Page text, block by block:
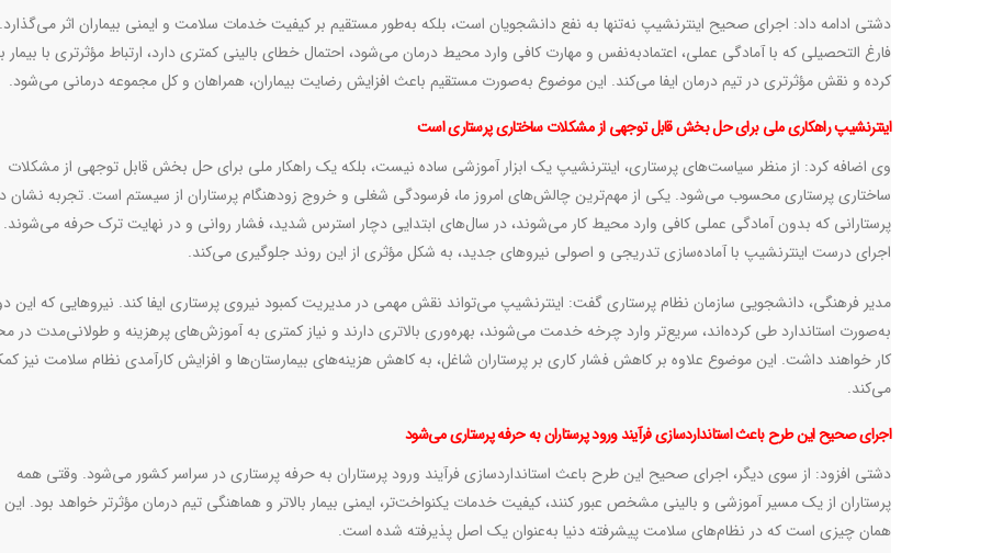
دشتی ادامه داد: اجرای صحیح اینترنشیپ نه‌تنها به نفع دانشجویان است، بلکه به‌طور مستقیم بر کیفیت خدمات سلامت و ایمنی بیماران اثر می‌گذارد.
فارغ التحصیلی که با آمادگی عملی، اعتمادبه‌نفس و مهارت کافی وارد محیط درمان می‌شود، احتمال خطای بالینی کمتری دارد، ارتباط مؤثرتری با بیمار
کرده و نقش مؤثرتری در تیم درمان ایفا می‌کند. این موضوع به‌صورت مستقیم باعث افزایش رضایت بیماران، همراهان و کل مجموعه درمانی می‌شود.
اینترنشیپ راهکاری ملی برای حل بخش قابل توجهی از مشکلات ساختاری پرستاری است
وی اضافه کرد: از منظر سیاست‌های پرستاری، اینترنشیپ یک ابزار آموزشی ساده نیست، بلکه یک راهکار ملی برای حل بخش قابل توجهی از مشکلات
ساختاری پرستاری محسوب می‌شود. یکی از مهم‌ترین چالش‌های امروز ما، فرسودگی شغلی و خروج زودهنگام پرستاران از سیستم است. تجربه نشان
پرستارانی که بدون آمادگی عملی کافی وارد محیط کار می‌شوند، در سال‌های ابتدایی دچار استرس شدید، فشار روانی و در نهایت ترک حرفه می‌شوند.
اجرای درست اینترنشیپ با آماده‌سازی تدریجی و اصولی نیروهای جدید، به شکل مؤثری از این روند جلوگیری می‌کند.
مدیر فرهنگی، دانشجویی سازمان نظام پرستاری گفت: اینترنشیپ می‌تواند نقش مهمی در مدیریت کمبود نیروی پرستاری ایفا کند. نیروهایی که این
به‌صورت استاندارد طی کرده‌اند، سریع‌تر وارد چرخه خدمت می‌شوند، بهره‌وری بالاتری دارند و نیاز کمتری به آموزش‌های پرهزینه و طولانی‌مدت در
کار خواهند داشت. این موضوع علاوه بر کاهش فشار کاری بر پرستاران شاغل، به کاهش هزینه‌های بیمارستان‌ها و افزایش کارآمدی نظام سلامت نیز
می‌کند.
اجرای صحیح این طرح باعث استانداردسازی فرآیند ورود پرستاران به حرفه پرستاری می‌شود
دشتی افزود: از سوی دیگر، اجرای صحیح این طرح باعث استانداردسازی فرآیند ورود پرستاران به حرفه پرستاری در سراسر کشور می‌شود. وقتی همه
پرستاران از یک مسیر آموزشی و بالینی مشخص عبور کنند، کیفیت خدمات یکنواخت‌تر، ایمنی بیمار بالاتر و هماهنگی تیم درمان مؤثرتر خواهد بود. این
همان چیزی است که در نظام‌های سلامت پیشرفته دنیا به‌عنوان یک اصل پذیرفته شده است.